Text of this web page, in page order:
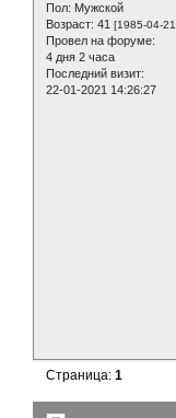
Пол: Мужской
Возраст: 41 [1985-04-
Провел на форуме:
4 дня 2 часа
Последний визит:
22-01-2021 14:26:27
Страница:1